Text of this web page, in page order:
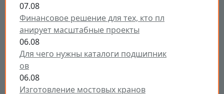
07.08
Финансовое решение для тех, кто пл
анирует масштабные проекты
06.08
Для чего нужны каталоги подшипник
ов
06.08
Изготовление мостовых кранов